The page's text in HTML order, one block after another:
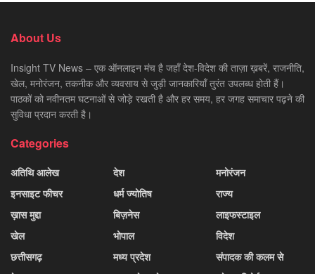
About Us
Insight TV News – एक ऑनलाइन मंच है जहाँ देश-विदेश की ताज़ा ख़बरें, राजनीति,
खेल, मनोरंजन, तकनीक और व्यवसाय से जुड़ी जानकारियाँ तुरंत उपलब्ध होती हैं।
पाठकों को नवीनतम घटनाओं से जोड़े रखती है और हर समय, हर जगह समाचार पढ़ने की
सुविधा प्रदान करती है।
Categories
अतिथि आलेख
इनसाइट फीचर
ख़ास मुद्दा
खेल
छत्तीसगढ़
देश
धर्म ज्योतिष
बिज़नेस
भोपाल
मध्य प्रदेश
मनोरंजन
राज्य
लाइफस्टाइल
विदेश
संपादक की कलम से